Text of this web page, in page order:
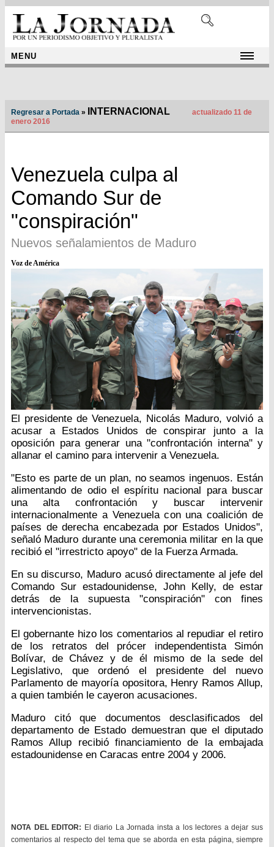
MENU
Regresar a Portada » INTERNACIONAL
actualizado 11 de
enero 2016
Venezuela culpa al
Comando Sur de
"conspiración"
Nuevos señalamientos de Maduro
Voz de América
El presidente de Venezuela, Nicolás Maduro, volvió a
acusar a Estados Unidos de conspirar junto a la
oposición para generar una "confrontación interna" y
allanar el camino para intervenir a Venezuela.
"Esto es parte de un plan, no seamos ingenuos. Están
alimentando de odio el espíritu nacional para buscar
una alta confrontación y buscar intervenir
internacionalmente a Venezuela con una coalición de
países de derecha encabezada por Estados Unidos",
señaló Maduro durante una ceremonia militar en la que
recibió el "irrestricto apoyo" de la Fuerza Armada.
En su discurso, Maduro acusó directamente al jefe del
Comando Sur estadounidense, John Kelly, de estar
detrás de la supuesta "conspiración" con fines
intervencionistas.
El gobernante hizo los comentarios al repudiar el retiro
de los retratos del prócer independentista Simón
Bolívar, de Chávez y de él mismo de la sede del
Legislativo, que ordenó el presidente del nuevo
Parlamento de mayoría opositora, Henry Ramos Allup,
a quien también le cayeron acusaciones.
Maduro citó que documentos desclasificados del
departamento de Estado demuestran que el diputado
Ramos Allup recibió financiamiento de la embajada
estadounidense en Caracas entre 2004 y 2006.
NOTA DEL EDITOR: El diario La Jornada insta a los lectores a dejar sus
comentarios al respecto del tema que se aborda en esta página, siempre